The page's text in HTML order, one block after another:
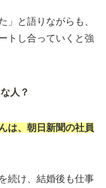
」と語りながらも、
トし合っていくと強
人？
は、朝日新聞の社員
続け、結婚後も仕事